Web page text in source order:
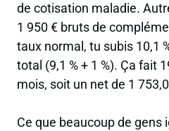
de cotisation maladie.
1 950 € bruts de
taux normal, tu subis 10,1
total (9,1 % + 1 %). Ça fait
mois, soit un net de 1
Ce que beaucoup de gens